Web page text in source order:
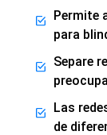
Permite
para
Separe
Las
de